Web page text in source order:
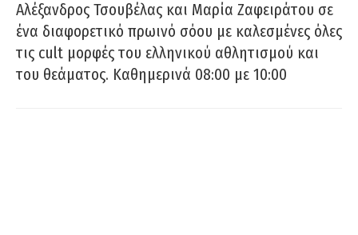
Αλέξανδρος Τσουβέλας και Μαρία Ζαφειράτου σε
ένα διαφορετικό πρωινό σόου με καλεσμένες όλες
τις cult μορφές του ελληνικού αθλητισμού και
του θεάματος. Καθημερινά 08:00 με 10:00